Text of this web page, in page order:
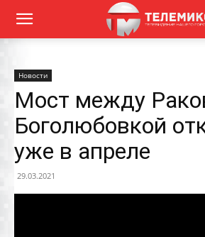
Новости
Мост между
Боголюбовкой
уже в апреле
29.03.2021